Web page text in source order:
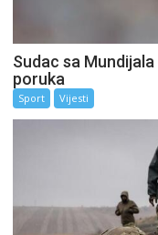
Sudac sa
poruka
Sport Vijesti